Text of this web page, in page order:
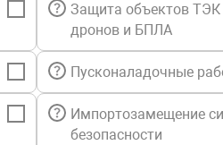
Защита объектов
дронов и БПЛА
Пусконаладочные
Импортозамещение
безопасности